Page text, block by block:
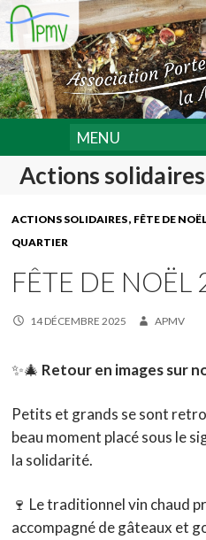
Actions solidaires
ACTIONS SOLIDAIRES FÊTE DE NOËL
QUARTIER
FÊTE DE NOËL
14 DÉCEMBRE 2025 APMV
✨🎄 Retour en images sur
Petits et grands se sont
beau moment placé sous le
la solidarité.
🍷 Le traditionnel vin chaud
accompagné de gâteaux et